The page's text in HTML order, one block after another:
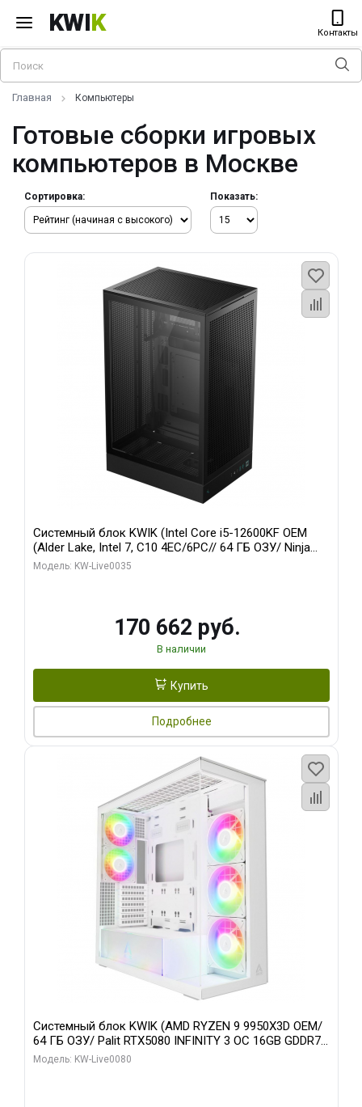
KWIK Контакты
Главная Компьютеры
Готовые сборки игровых
компьютеров в Москве
Сортировка: Показать:
Системный блок KWIK (Intel Core i5-12600KF OEM
(Alder Lake, Intel 7, C10 4EC/6PC// 64 ГБ ОЗУ/ Ninja
Sinotex GTX1650 4GB 128bit GDDR6 DVI DP HDMI 2/
Модель: KW-Live0035
170 662 руб.
В наличии
Купить
Подробнее
Системный блок KWIK (AMD RYZEN 9 9950X3D OEM/
64 ГБ ОЗУ/ Palit RTX5080 INFINITY 3 OC 16GB GDDR7
256bit 3xDP H/ 960 ГБ SSD)
Модель: KW-Live0080